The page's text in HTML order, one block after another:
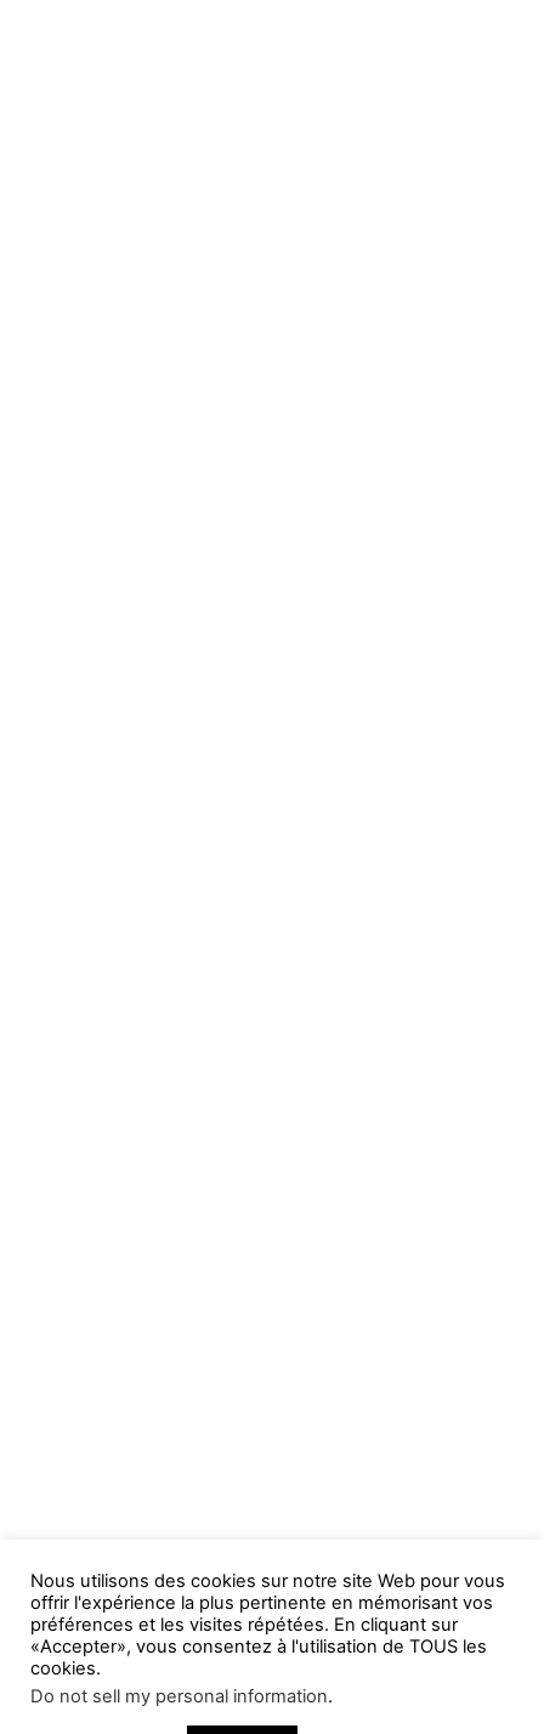
Nous utilisons des cookies sur notre site Web pour vous
offrir l'expérience la plus pertinente en mémorisant vos
préférences et les visites répétées. En cliquant sur
«Accepter», vous consentez à l'utilisation de TOUS les
cookies.
Do not sell my personal information.